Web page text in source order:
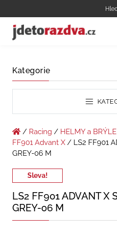
Kategorie
/ Racing / HELMY a BRÝLE
FF901 Advant X/ LS2 FF901
GREY-06 M
Sleva!
LS2 FF901 ADVANT X
GREY-06 M